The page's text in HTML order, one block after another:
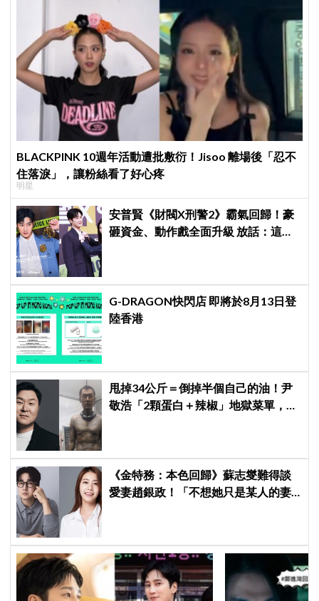
BLACKPINK 10週年活動遭批敷衍！Jisoo 離場後「忍不
住落淚」，讓粉絲看了好心疼
明星
安普賢《財閥X刑警2》霸氣回歸！豪
砸資金、動作戲全面升級 放話：這次
G-DRAGON快閃店 即將於8月13日登
陸香港
甩掉34公斤＝倒掉半個自己的油！尹
敬浩「2顆蛋白＋辣椒」地獄菜單，你
《金特務：本色回歸》蘇志燮難得談
愛妻趙銀政！「不想她只是某人的妻